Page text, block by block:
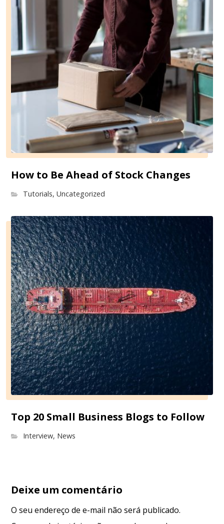
How to Be Ahead of Stock Changes
Tutorials,Uncategorized
Top 20 Small Business Blogs to Follow
Interview, News
Deixe um comentário
O seu endereço de e-mail não será publicado.